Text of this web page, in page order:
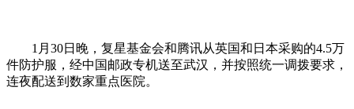
1月30日晚，复星基金会和腾讯从英国和日本采购的4.5万
件防护服，经中国邮政专机送至武汉，并按照统一调拨要求，
连夜配送到数家重点医院。